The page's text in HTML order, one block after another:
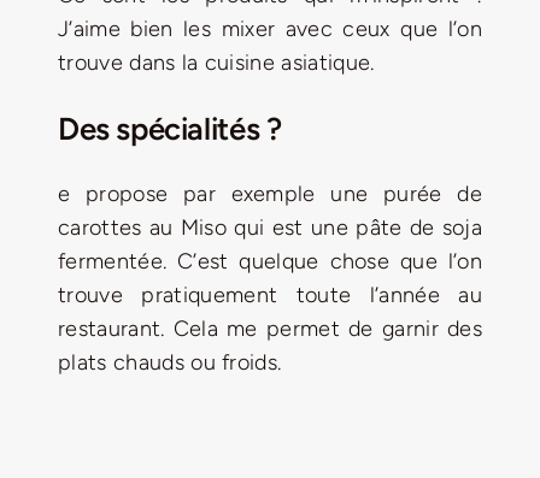
J’aime bien les mixer avec ceux que l’on
trouve dans la cuisine asiatique.
Des spécialités ?
e propose par exemple une purée de
carottes au Miso qui est une pâte de soja
fermentée. C’est quelque chose que l’on
trouve pratiquement toute l’année au
restaurant. Cela me permet de garnir des
plats chauds ou froids.